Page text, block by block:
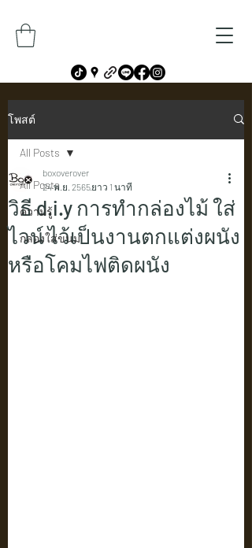
โพสต์
All Posts
ความรู้
กล่องใส่ขนม
All Posts
วิธี d.i.y การทำกล่องไม้ ใส่
ไวน์ ไว้เป็นงานตกแต่งผนัง
หรือโคมไฟติดผนัง
boxoverover
24 พ.ย. 2565ยาว 1 นาที